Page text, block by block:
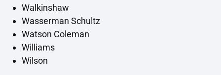
Walkinshaw
Wasserman Schultz
Watson Coleman
Williams
Wilson